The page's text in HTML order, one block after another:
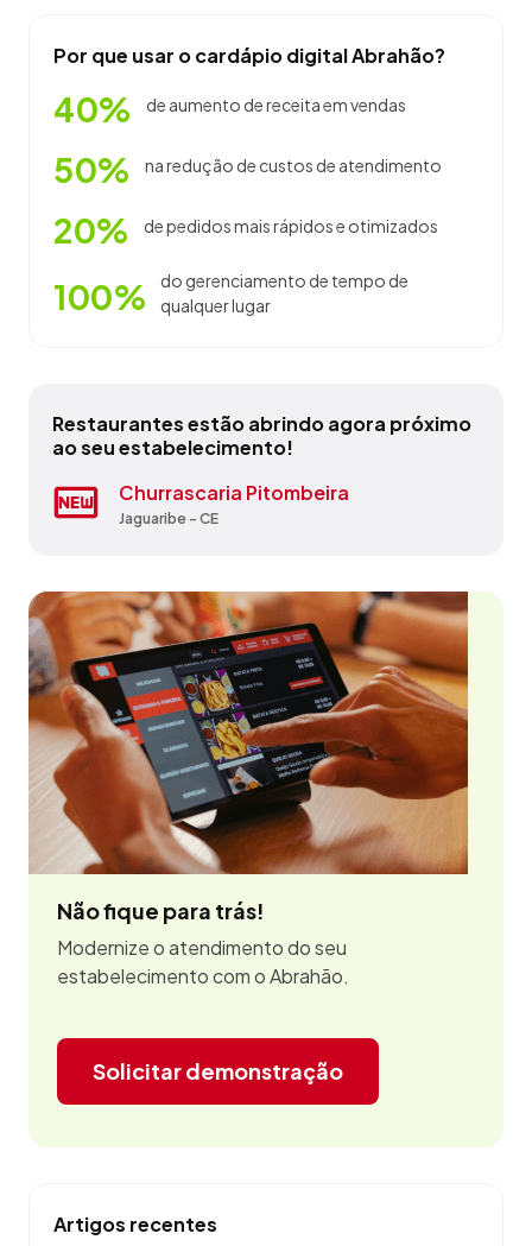
Por que usar o cardápio digital Abrahão?
40% de aumento de receita em vendas
50% na redução de custos de atendimento
20% de pedidos mais rápidos e otimizados
100%
do gerenciamento de tempo de
qualquer lugar
Restaurantes estão abrindo agora próximo
ao seu estabelecimento!
America Beer Sul
Fortaleza - CE
Churrascaria Pitombeira
Jaguaribe - CE
Frango Dourado
Morada Nova - CE
Onda Do Mar
Camocim - CE
Panificadora E Confeitaria Freitas
Ibicuitinga - CE
Pizzaria Brilhante
Jaguaribe - CE
Restaurante Lagon Paraíso
Jijoca de Jericoacoara - CE
Shopping Burguer
Fortaleza - CE
Sorveteria Ki-Delícia - O Point Do
Sorvete
Vila Cafe
Viçosa do Ceará - CE
Não fique para trás!
Modernize o atendimento do seu
estabelecimento com o Abrahão.
Solicitar demonstração
Artigos recentes